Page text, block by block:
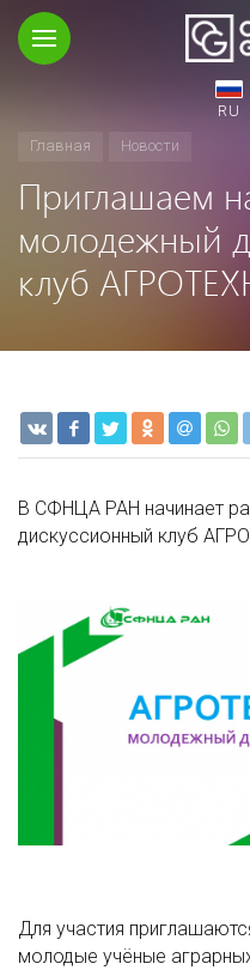
RU
Главная
Новости
Приглашаем
молодежный
клуб
В СФНЦА РАН начинает
дискуссионный клуб
Для участия
молодые учёные